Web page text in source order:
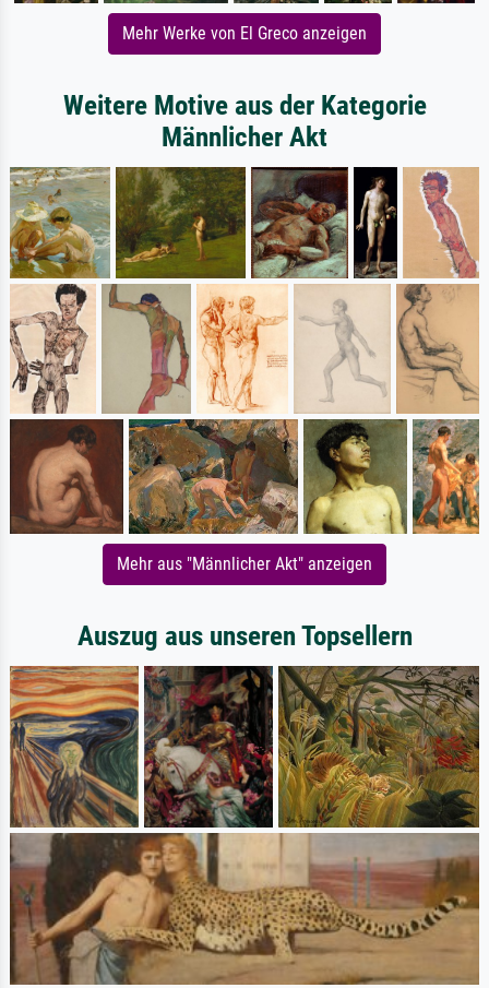
Mehr Werke von El Greco anzeigen
Weitere Motive aus der Kategorie
Männlicher Akt
Mehr aus "Männlicher Akt" anzeigen
Auszug aus unseren Topsellern